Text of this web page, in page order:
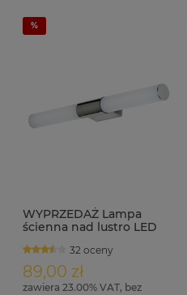
WYPRZEDAŻ Lampa
ścienna nad lustro LED
32 oceny
89,00 zł
zawiera 23.00% VAT, bez